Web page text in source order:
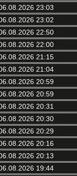
23:03
23:02
22:50
22:00
21:15
21:04
20:59
20:59
20:31
20:30
20:29
20:16
20:13
19:44